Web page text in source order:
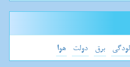
برق دولت هوا